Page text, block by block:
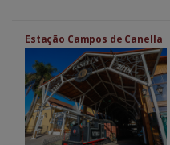
Estação Campos de Canella